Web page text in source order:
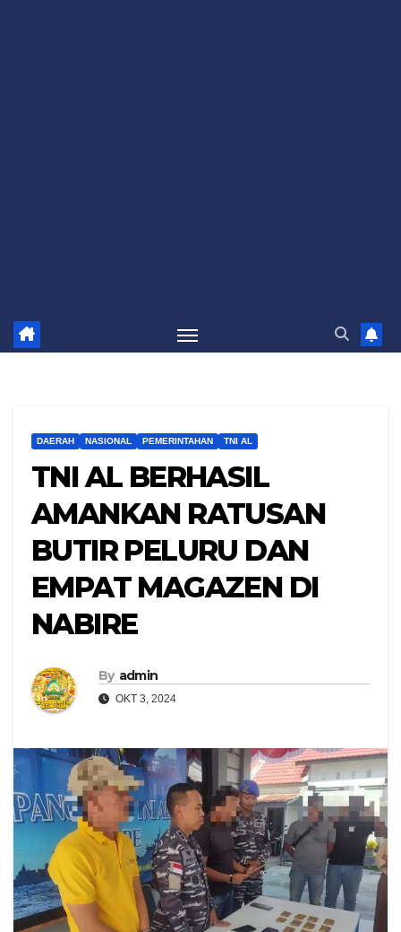
DAERAH NASIONAL PEMERINTAHAN TNI AL
TNI AL BERHASIL
AMANKAN RATUSAN
BUTIR PELURU DAN
EMPAT MAGAZEN DI
NABIRE
By admin
OKT 3, 2024